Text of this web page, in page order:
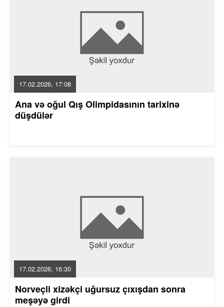
17.02.2026, 17:08
Ana və oğul Qış Olimpidasının tarixinə
düşdülər
17.02.2026, 16:30
Norveçli xizəkçi uğursuz çıxışdan sonra
meşəyə girdi